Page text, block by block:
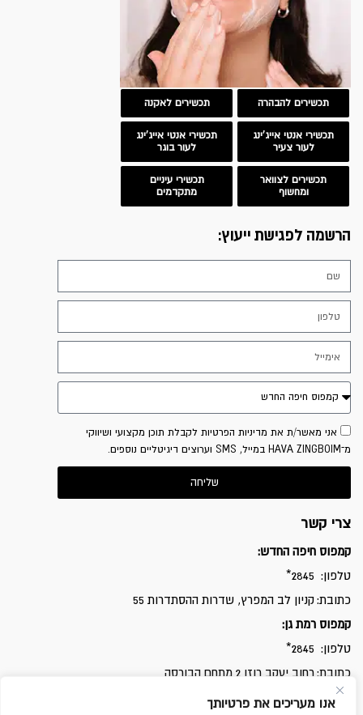
אנו מעריכים את פרטיותך
תכשירים להבהרה תכשירים לאקנה
תכשירי אנטי אייג'ינג
לעור צעיר
תכשירי אנטי אייג'ינג
לעור בוגר
תכשירים לצוואר
ומחשוף
תכשירי עיניים
מתקדמים
הרשמה לפגישת ייעוץ:
אני מאשר/ת את מדיניות הפרטיות לקבלת תוכן מקצועי ושיווקי
מ־HAVA ZINGBOIM במייל, SMS וערוצים דיגיטליים נוספים.
שליחה
צרי קשר
קמפוס חיפה החדש:
טלפון: 2845*
כתובת:קניון לב המפרץ, שדרות ההסתדרות 55
קמפוס רמת גן:
טלפון: 2845*
כתובת:רחוב יעקב רוזן 2 מתחם הבורסה
קמפוס רחובות: